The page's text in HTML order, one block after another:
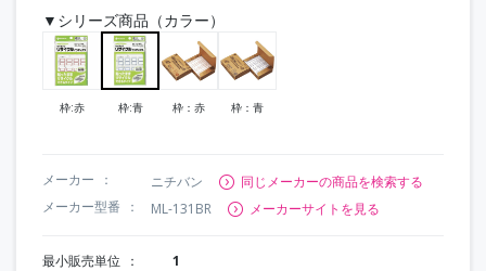
▼シリーズ商品（カラー）
枠:赤 枠:青 枠：赤 枠：青
メーカー ニチバン
同じメーカーの商品を検索する
メーカー型番
ML-131BR メーカーサイトを見る
最小販売単位 1